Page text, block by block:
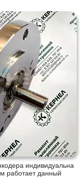
индивидуальна
работает данный